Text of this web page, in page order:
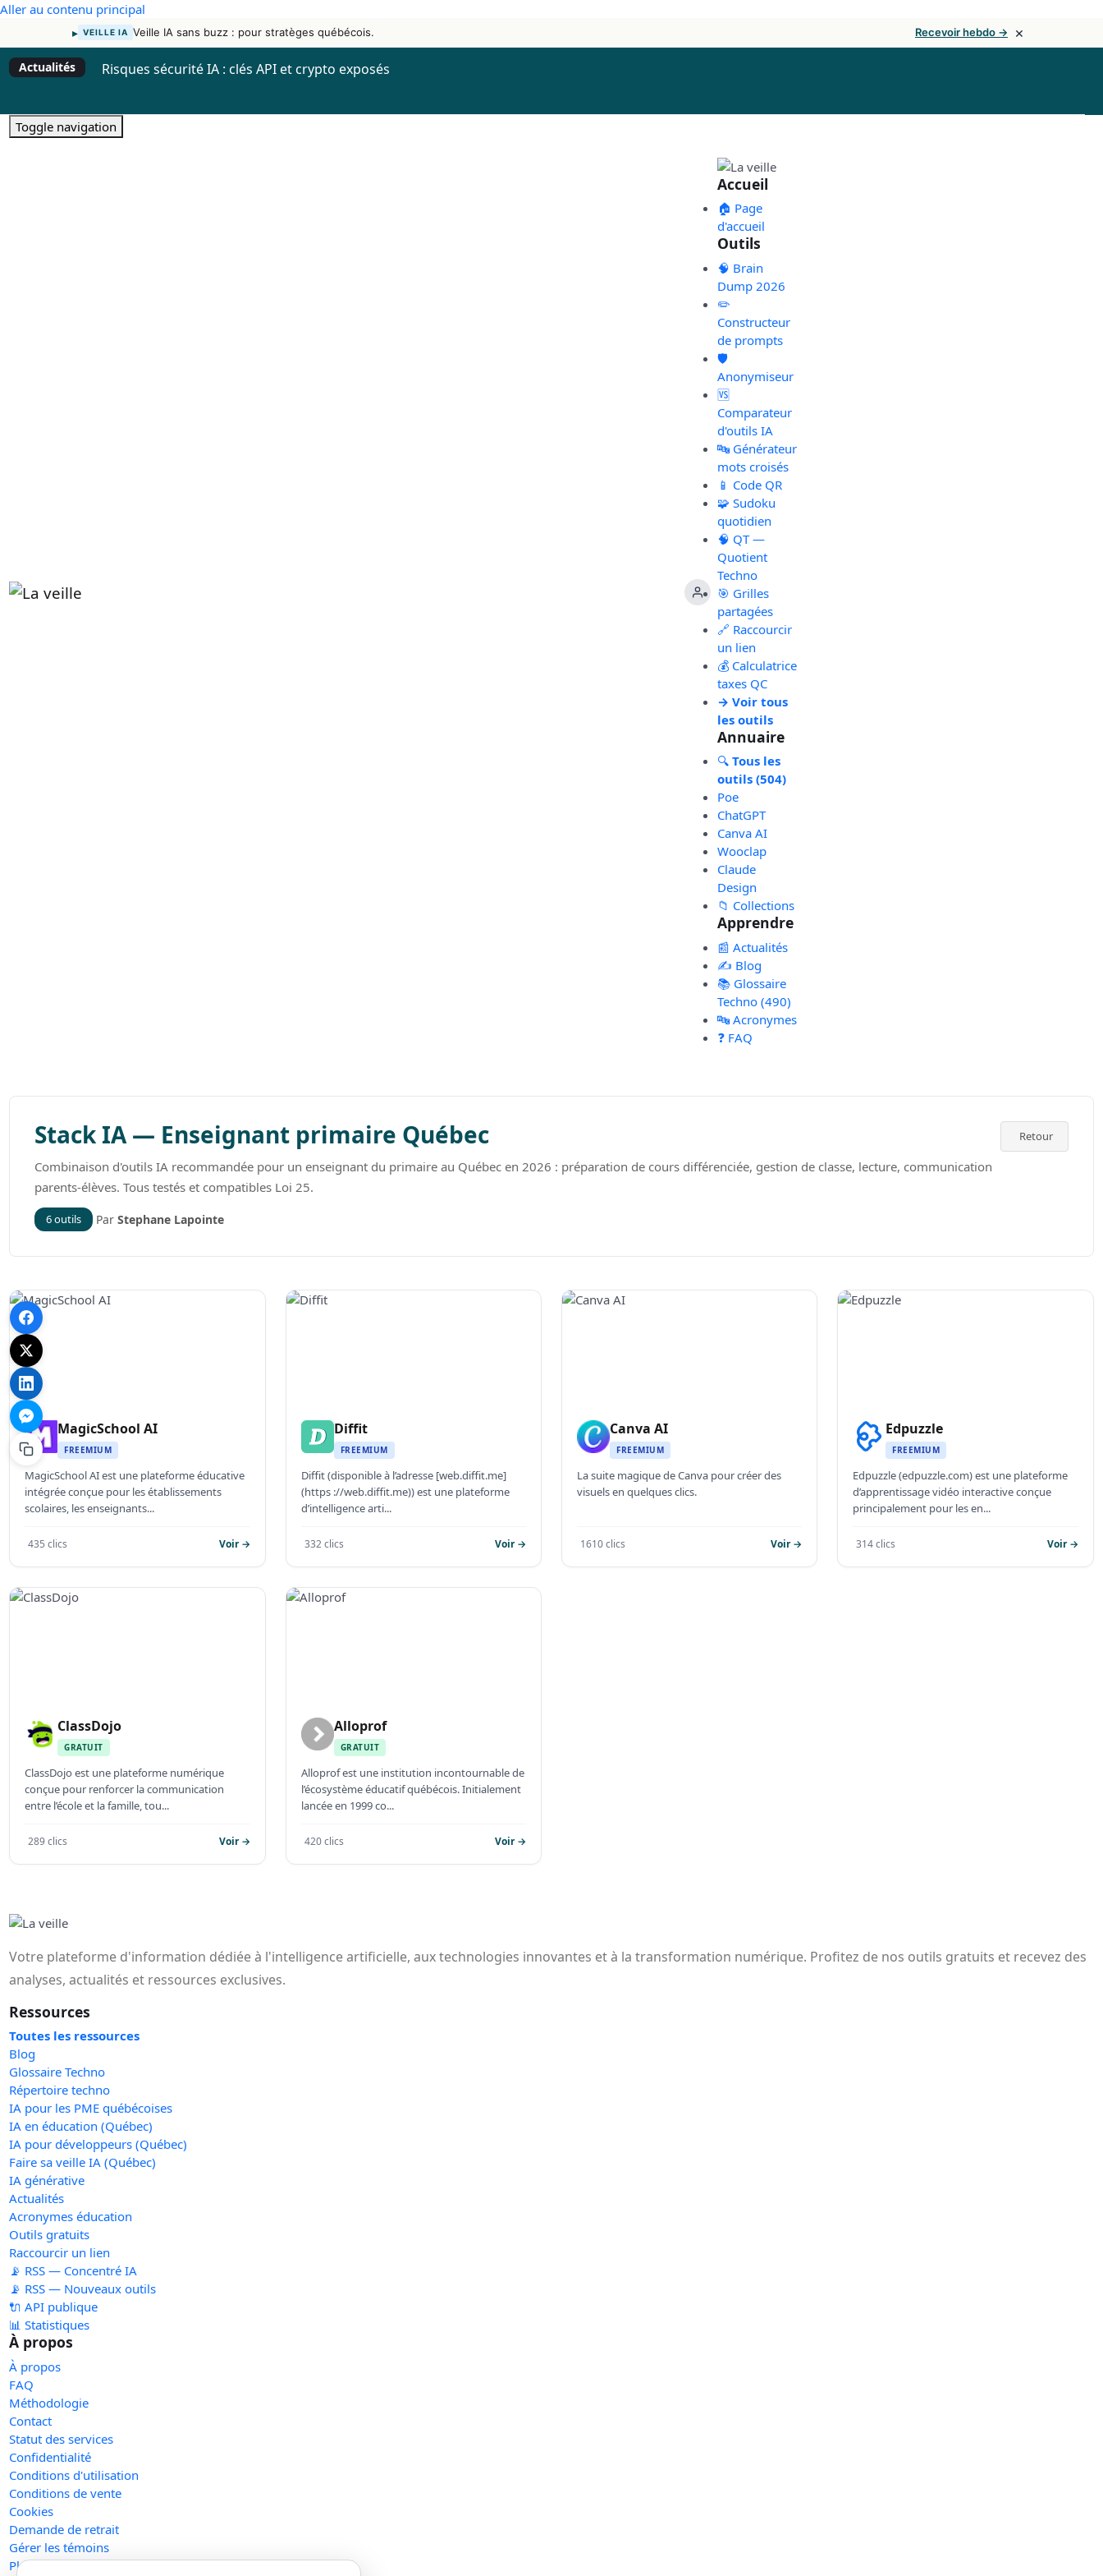
Aller au contenu principal
▸ VEILLE IA Veille IA sans buzz : pour stratèges québécois. Recevoir hebdo → ×
Actualités Risques sécurité IA : clés API et crypto exposés
Toggle navigation
Accueil
🏠 Page
d'accueil
Outils
🧠 Brain
Dump 2026
✏️
Constructeur
de prompts
🛡️
Anonymiseur
🆚
Comparateur
d'outils IA
🔤 Générateur
mots croisés
📱 Code QR
🧩 Sudoku
quotidien
🧠 QT —
Quotient
Techno
🎯 Grilles
partagées
🔗 Raccourcir
un lien
💰 Calculatrice
taxes QC
→ Voir tous
les outils
Annuaire
🔍Tous les
outils (504)
Poe
ChatGPT
Canva AI
Wooclap
Claude
Design
📁 Collections
Apprendre
📰 Actualités
✍️ Blog
📚 Glossaire
Techno (490)
🔤 Acronymes
❓ FAQ
Stack IA — Enseignant primaire Québec
Combinaison d'outils IA recommandée pour un enseignant du primaire au Québec en 2026 : préparation de cours différenciée, gestion de classe, lecture, communication
parents-élèves. Tous testés et compatibles Loi 25.
6 outils ParStephane Lapointe
Retour
MagicSchool AI
FREEMIUM
MagicSchool AI est une plateforme éducative
intégrée conçue pour les établissements
scolaires, les enseignants...
435 clics Voir →
Diffit
FREEMIUM
Diffit (disponible à l’adresse [web.diffit.me]
(https ://web.diffit.me)) est une plateforme
d’intelligence arti...
332 clics Voir →
Canva AI
FREEMIUM
La suite magique de Canva pour créer des
visuels en quelques clics.
1610 clics Voir →
Edpuzzle
FREEMIUM
Edpuzzle (edpuzzle.com) est une plateforme
d’apprentissage vidéo interactive conçue
principalement pour les en...
314 clics Voir →
ClassDojo
GRATUIT
ClassDojo est une plateforme numérique
conçue pour renforcer la communication
entre l’école et la famille, tou...
289 clics Voir →
Alloprof
GRATUIT
Alloprof est une institution incontournable de
l’écosystème éducatif québécois. Initialement
lancée en 1999 co...
420 clics Voir →
Votre plateforme d'information dédiée à l'intelligence artificielle, aux technologies innovantes et à la transformation numérique. Profitez de nos outils gratuits et recevez des
analyses, actualités et ressources exclusives.
Ressources
Toutes les ressources
Blog
Glossaire Techno
Répertoire techno
IA pour les PME québécoises
IA en éducation (Québec)
IA pour développeurs (Québec)
Faire sa veille IA (Québec)
IA générative
Actualités
Acronymes éducation
Outils gratuits
Raccourcir un lien
📡 RSS — Concentré IA
📡 RSS — Nouveaux outils
🔌 API publique
📊 Statistiques
À propos
À propos
FAQ
Méthodologie
Contact
Statut des services
Confidentialité
Conditions d'utilisation
Conditions de vente
Cookies
Demande de retrait
Gérer les témoins
Plan du site